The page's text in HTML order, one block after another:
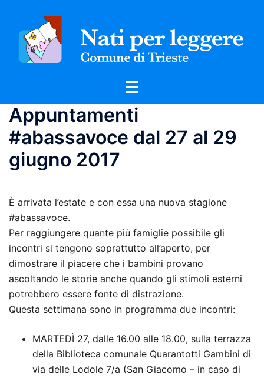
contenuto
Mostra/Nascondi
Appuntamenti
#abassavoce dal 27 al 29
giugno 2017
È arrivata l’estate e con essa una nuova stagione
#abassavoce.
Per raggiungere quante più famiglie possibile gli
incontri si tengono soprattutto all’aperto, per
dimostrare il piacere che i bambini provano
ascoltando le storie anche quando gli stimoli esterni
potrebbero essere fonte di distrazione.
Questa settimana sono in programma due incontri:
MARTEDÌ 27, dalle 16.00 alle 18.00, sulla terrazza
della Biblioteca comunale Quarantotti Gambini di
via delle Lodole 7/a (San Giacomo – in caso di